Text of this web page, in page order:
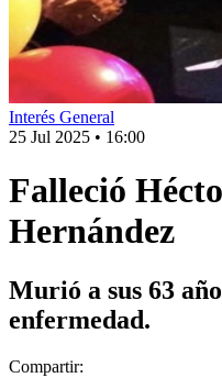
Interés General
25 Jul 2025 • 16:00
Falleció
Hernández
Murió a sus 63
enfermedad.
Compartir: